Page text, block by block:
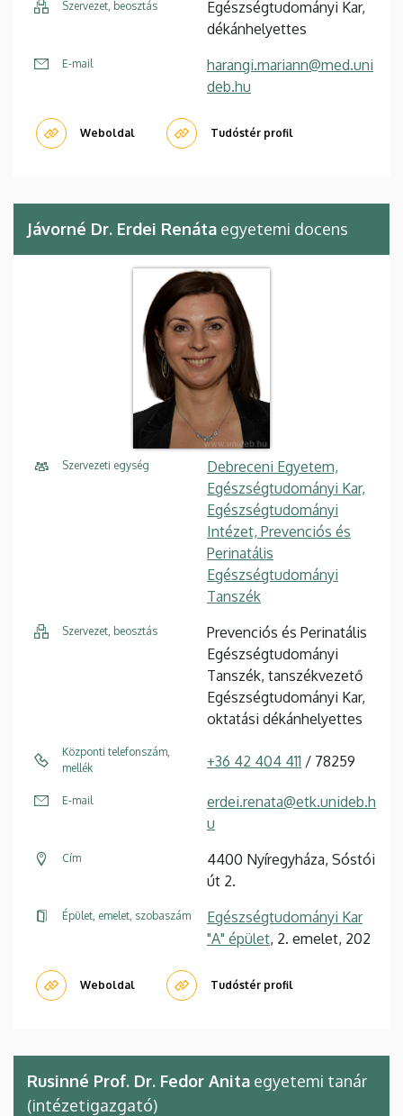
Szervezet, beosztás
Egészségtudományi Kar,
dékánhelyettes
E-mail
harangi.mariann@med.uni
deb.hu
Weboldal Tudóstér profil
Jávorné Dr. Erdei Renáta egyetemi docens
Szervezeti egység
Debreceni Egyetem,
Egészségtudományi Kar,
Egészségtudományi
Intézet, Prevenciós és
Perinatális
Egészségtudományi
Tanszék
Szervezet, beosztás
Prevenciós és Perinatális
Egészségtudományi
Tanszék, tanszékvezető
Egészségtudományi Kar,
oktatási dékánhelyettes
Központi telefonszám,
mellék
+36 42 404 411 / 78259
E-mail
erdei.renata@etk.unideb.h
u
Cím
4400 Nyíregyháza, Sóstói
út 2.
Épület, emelet, szobaszám
Egészségtudományi Kar
"A" épület, 2. emelet, 202
Weboldal Tudóstér profil
Rusinné Prof. Dr. Fedor Anita egyetemi tanár
(intézetigazgató)